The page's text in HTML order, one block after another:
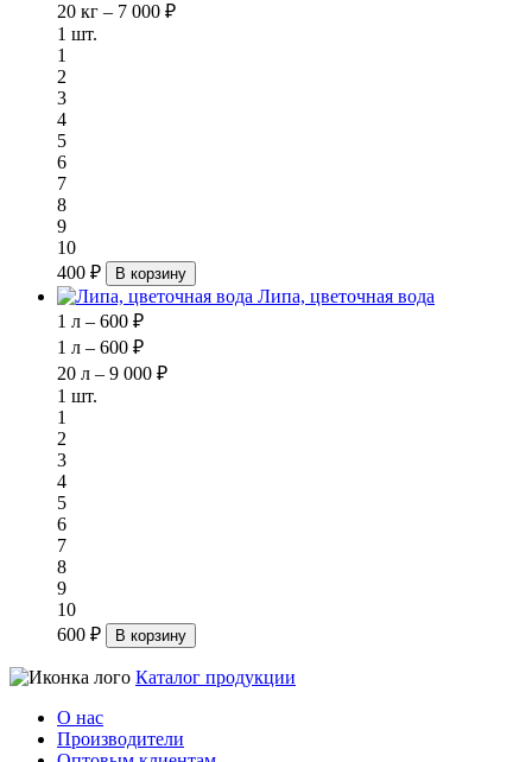
20 кг – 7 000 ₽
1 шт.
1
2
3
4
5
6
7
8
9
10
400 ₽
В корзину
Липа, цветочная вода
1 л – 600 ₽
1 л – 600 ₽
20 л – 9 000 ₽
1 шт.
1
2
3
4
5
6
7
8
9
10
600 ₽
В корзину
Каталог продукции
О нас
Производители